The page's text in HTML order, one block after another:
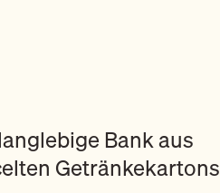
Bank aus
Getränkekartons